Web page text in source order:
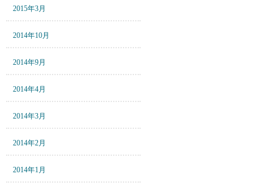
2015年3月
2014年10月
2014年9月
2014年4月
2014年3月
2014年2月
2014年1月